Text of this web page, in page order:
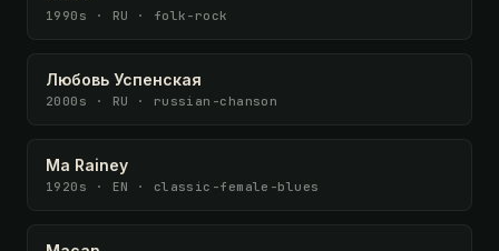
1990s · RU · folk-rock
Любовь Успенская
2000s · RU · russian-chanson
Ma Rainey
1920s · EN · classic-female-blues